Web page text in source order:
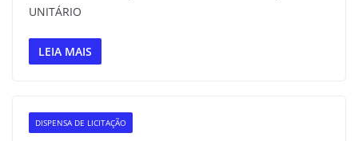
UNITÁRIO
LEIA MAIS
DISPENSA DE LICITAÇÃO